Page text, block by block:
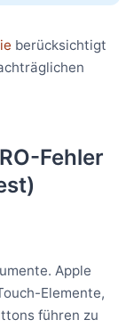
berücksichtigt
Fehler
Apple
Elemente,
führen zu